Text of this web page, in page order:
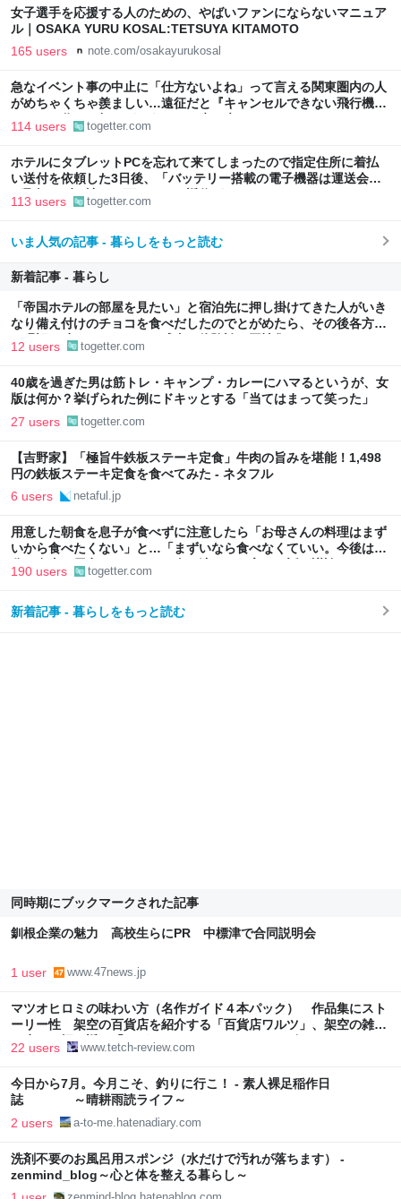
女子選手を応援する人のための、やばいファンにならないマニュア
ル｜OSAKA YURU KOSAL:TETSUYA KITAMOTO
165 users note.com/osakayurukosal
急なイベント事の中止に「仕方ないよね」って言える関東圏内の人
がめちゃくちゃ羨ましい…遠征だと『キャンセルできない飛行機代
とホテル代』の怒りがどうしても先に来る
114 users togetter.com
ホテルにタブレットPCを忘れて来てしまったので指定住所に着払
い送付を依頼した3日後、「バッテリー搭載の電子機器は運送会社
が取扱わず、諦めて下さい」と返信がきた
113 users togetter.com
いま人気の記事 - 暮らしをもっと読む
新着記事 - 暮らし
「帝国ホテルの部屋を見たい」と宿泊先に押し掛けてきた人がいき
なり備え付けのチョコを食べだしたのでとがめたら、その後各方面
に呪詛を吐かれまくった→残念な体験談に同情集まる
12 users togetter.com
40歳を過ぎた男は筋トレ・キャンプ・カレーにハマるというが、女
版は何か？挙げられた例にドキッとする「当てはまって笑った」
27 users togetter.com
【吉野家】「極旨牛鉄板ステーキ定食」牛肉の旨みを堪能！1,498
円の鉄板ステーキ定食を食べてみた - ネタフル
6 users netaful.jp
用意した朝食を息子が食べずに注意したら「お母さんの料理はまず
いから食べたくない」と…「まずいなら食べなくていい。今後は自
分で食事を用意しなさい。お金は渡す」と言った話が議論に
190 users togetter.com
新着記事 - 暮らしをもっと読む
同時期にブックマークされた記事
釧根企業の魅力 高校生らにPR 中標津で合同説明会
1 user www.47news.jp
マツオヒロミの味わい方（名作ガイド４本パック） 作品集にスト
ーリー性 架空の百貨店を紹介する「百貨店ワルツ」、架空の雑誌
の歩みを振り返る「マガジンロンド」 - てっちレビュー
22 users www.tetch-review.com
今日から7月。今月こそ、釣りに行こ！ - 素人裸足稲作日
誌 ～晴耕雨読ライフ～
2 users a-to-me.hatenadiary.com
洗剤不要のお風呂用スポンジ（水だけで汚れが落ちます） -
zenmind_blog～心と体を整える暮らし～